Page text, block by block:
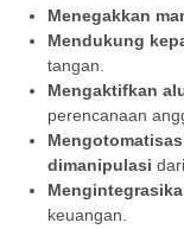
Menegakkan
Mendukung
tangan.
Mengaktifkan
perencanaan
dimanipulasi
keuangan.